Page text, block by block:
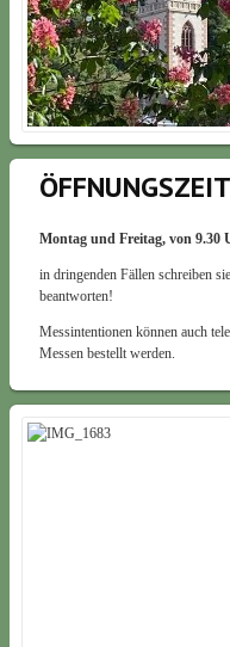
Montag und Freitag, von 9.30
in dringenden Fällen schreiben
beantworten!
Messintentionen können auch
Messen bestellt werden.